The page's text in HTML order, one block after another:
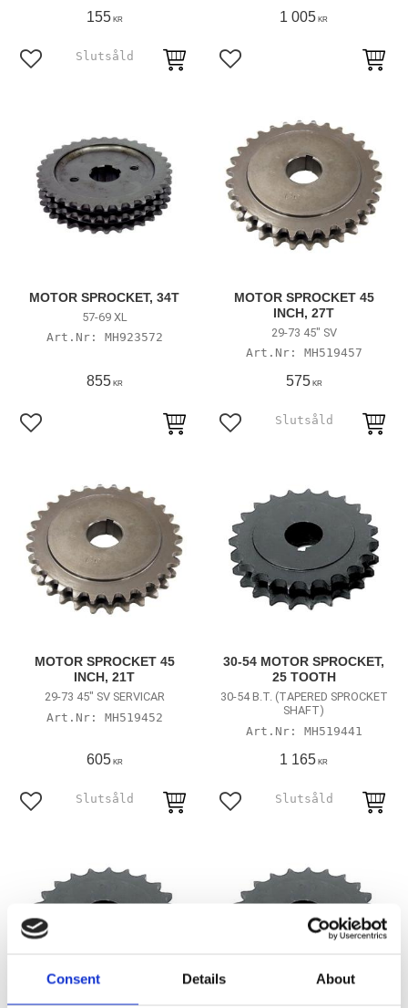
Consent Details About
155KR
Lägg till i favoriter
1 005 KR
Lägg till i favoriter
MOTOR SPROCKET, 34T
57-69 XL
MH923572
855KR
Lägg till i favoriter
MOTOR SPROCKET 45
INCH, 27T
29-73 45" SV
MH519457
575KR
Lägg till i favoriter
MOTOR SPROCKET 45
INCH, 21T
29-73 45" SV SERVICAR
MH519452
605KR
Lägg till i favoriter
30-54 MOTOR SPROCKET,
25 TOOTH
30-54 B.T. (TAPERED SPROCKET
SHAFT)
MH519441
1 165 KR
Lägg till i favoriter